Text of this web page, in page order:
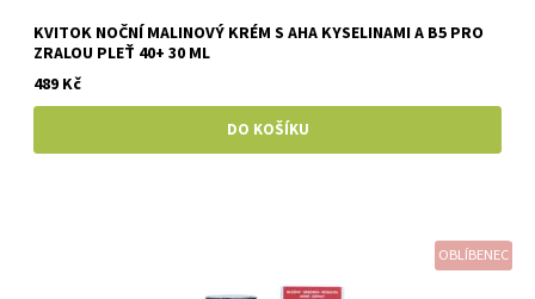
KVITOK NOČNÍ MALINOVÝ KRÉM S AHA KYSELINAMI A B5 PRO
ZRALOU PLEŤ 40+ 30 ML
489 Kč
OBLÍBENEC